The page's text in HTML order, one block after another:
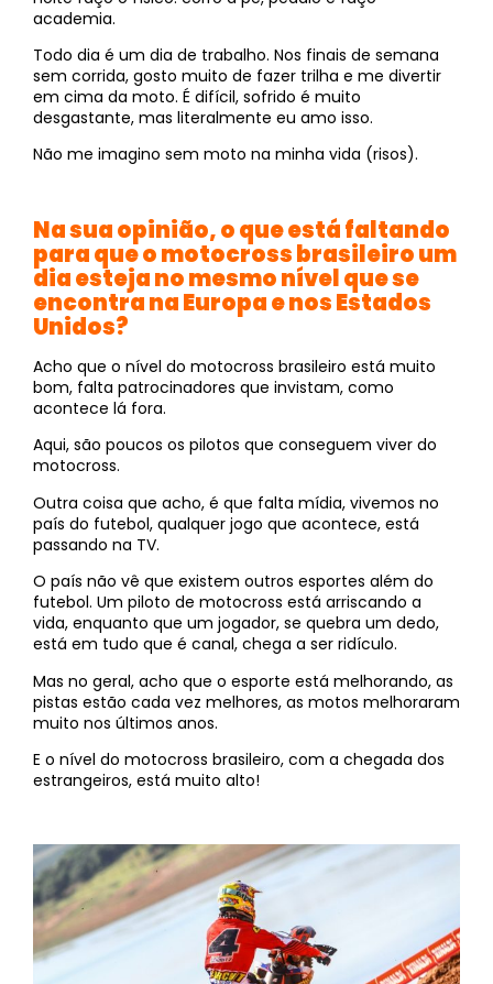
academia.
Todo dia é um dia de trabalho. Nos finais de semana
sem corrida, gosto muito de fazer trilha e me divertir
em cima da moto. É difícil, sofrido é muito
desgastante, mas literalmente eu amo isso.
Não me imagino sem moto na minha vida (risos).
Na sua opinião, o que está faltando
para que o motocross brasileiro um
dia esteja no mesmo nível que se
encontra na Europa e nos Estados
Unidos?
Acho que o nível do motocross brasileiro está muito
bom, falta patrocinadores que invistam, como
acontece lá fora.
Aqui, são poucos os pilotos que conseguem viver do
motocross.
Outra coisa que acho, é que falta mídia, vivemos no
país do futebol, qualquer jogo que acontece, está
passando na TV.
O país não vê que existem outros esportes além do
futebol. Um piloto de motocross está arriscando a
vida, enquanto que um jogador, se quebra um dedo,
está em tudo que é canal, chega a ser ridículo.
Mas no geral, acho que o esporte está melhorando, as
pistas estão cada vez melhores, as motos melhoraram
muito nos últimos anos.
E o nível do motocross brasileiro, com a chegada dos
estrangeiros, está muito alto!